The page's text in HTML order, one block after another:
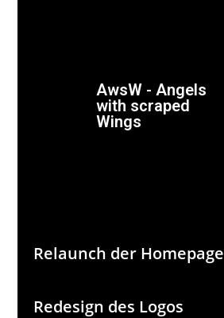
AwsW - Angels
with scraped
Wings
Relaunch der Homepage
Redesign des Logos